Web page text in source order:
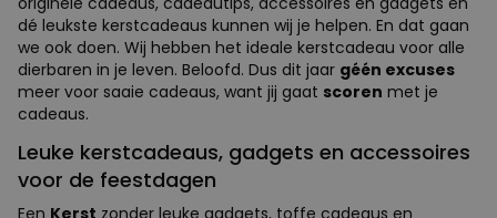
dé leukste kerstcadeaus kunnen wij je helpen. En dat gaan
we ook doen. Wij hebben het ideale kerstcadeau voor alle
dierbaren in je leven. Beloofd. Dus dit jaar géén excuses
meer voor saaie cadeaus, want jij gaat scoren met je
cadeaus.
Leuke kerstcadeaus, gadgets en accessoires
voor de feestdagen